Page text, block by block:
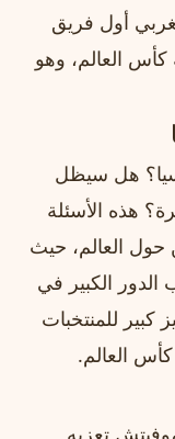
أول فريق
كأس العالم، وهو
هل سيظل
هذه الأسئلة
حول العالم، حيث
الدور الكبير في
كبير للمنتخبات
العالم.
تعزيه